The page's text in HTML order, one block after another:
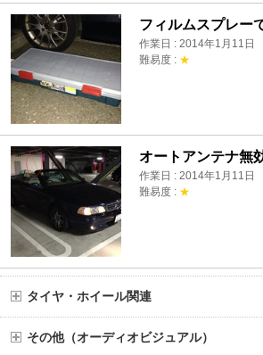
フィルムスプレー
作業日 : 2014年1月11日
難易度 : ★
オートアンテナ無
作業日 : 2014年1月11日
難易度 : ★
タイヤ・ホイール関連
その他（オーディオビジュアル）